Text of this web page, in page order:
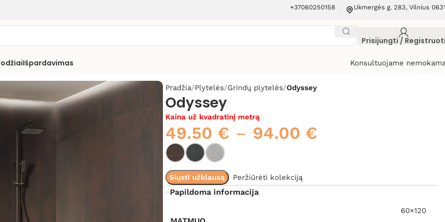
+37060250158 Ukmergės g. 283, Vilnius
Prisijungti /
Išpardavimas Konsultuojame
Pradžia Plytelės Grindų plytelės Odyssey
Odyssey
Kaina už kvadratinį metrą
49.50 € – 94.00 €
Siųsti užklausą Peržiūrėti kolekciją
Papildoma informacija
60×120